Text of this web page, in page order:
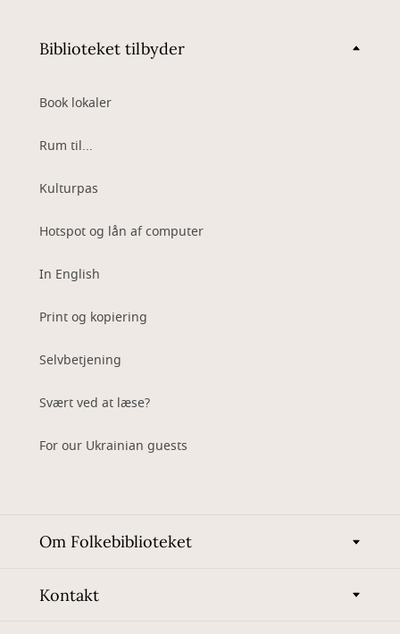
Biblioteket tilbyder
Book lokaler
Rum til...
Kulturpas
Hotspot og lån af computer
In English
Print og kopiering
Selvbetjening
Svært ved at læse?
For our Ukrainian guests
Om Folkebiblioteket
Kontakt